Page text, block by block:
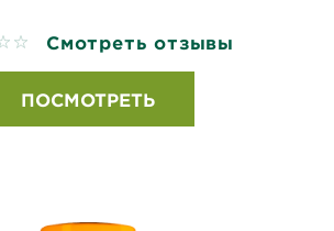
Смотреть отзывы
ПОСМОТРЕТЬ